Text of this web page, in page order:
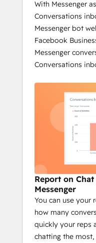
With Messenger
Conversations
Messenger bot
Facebook
Messenger
Conversations
Report on
Messenger
You can use your
how many
quickly your reps
chatting the